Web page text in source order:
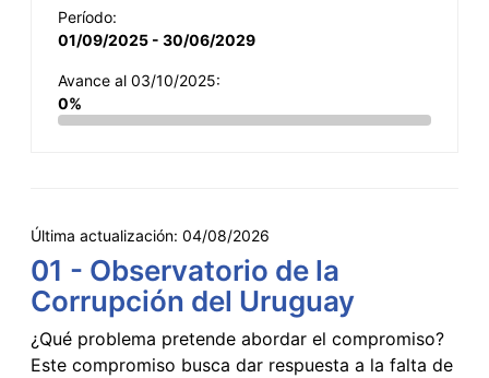
Período:
01/09/2025 - 30/06/2029
Avance al 03/10/2025:
0%
Última actualización: 04/08/2026
01 - Observatorio de la
Corrupción del Uruguay
¿Qué problema pretende abordar el compromiso?
Este compromiso busca dar respuesta a la falta de